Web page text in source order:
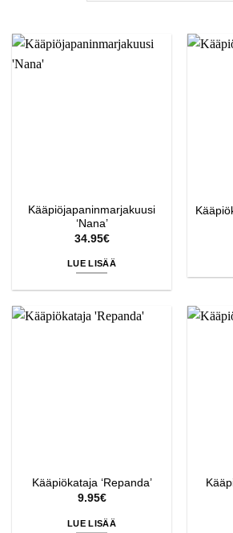
Kääpiöjapaninmarjakuusi
‘Nana’
34.95€
LUE LISÄÄ
Kääpiökataja ‘Repanda’
9.95€
LUE LISÄÄ